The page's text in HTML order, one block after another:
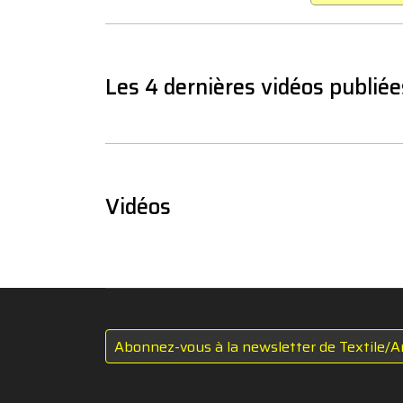
Les 4 dernières vidéos
Vidéos
Abonnez-vous à la newsletter de Textile/